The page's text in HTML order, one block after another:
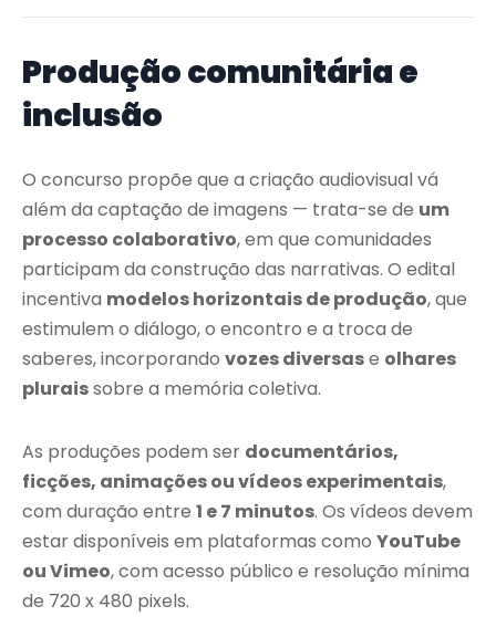
Produção comunitária e
inclusão
O concurso propõe que a criação audiovisual vá
além da captação de imagens — trata-se de um
processo colaborativo, em que comunidades
participam da construção das narrativas. O edital
incentiva modelos horizontais de produção, que
estimulem o diálogo, o encontro e a troca de
saberes, incorporando vozes diversase olhares
pluraissobre a memória coletiva.
As produções podem ser documentários,
ficções, animações ou vídeos experimentais,
com duração entre 1 e 7 minutos. Os vídeos devem
estar disponíveis em plataformas como YouTube
ou Vimeo, com acesso público e resolução mínima
de 720 x 480 pixels.